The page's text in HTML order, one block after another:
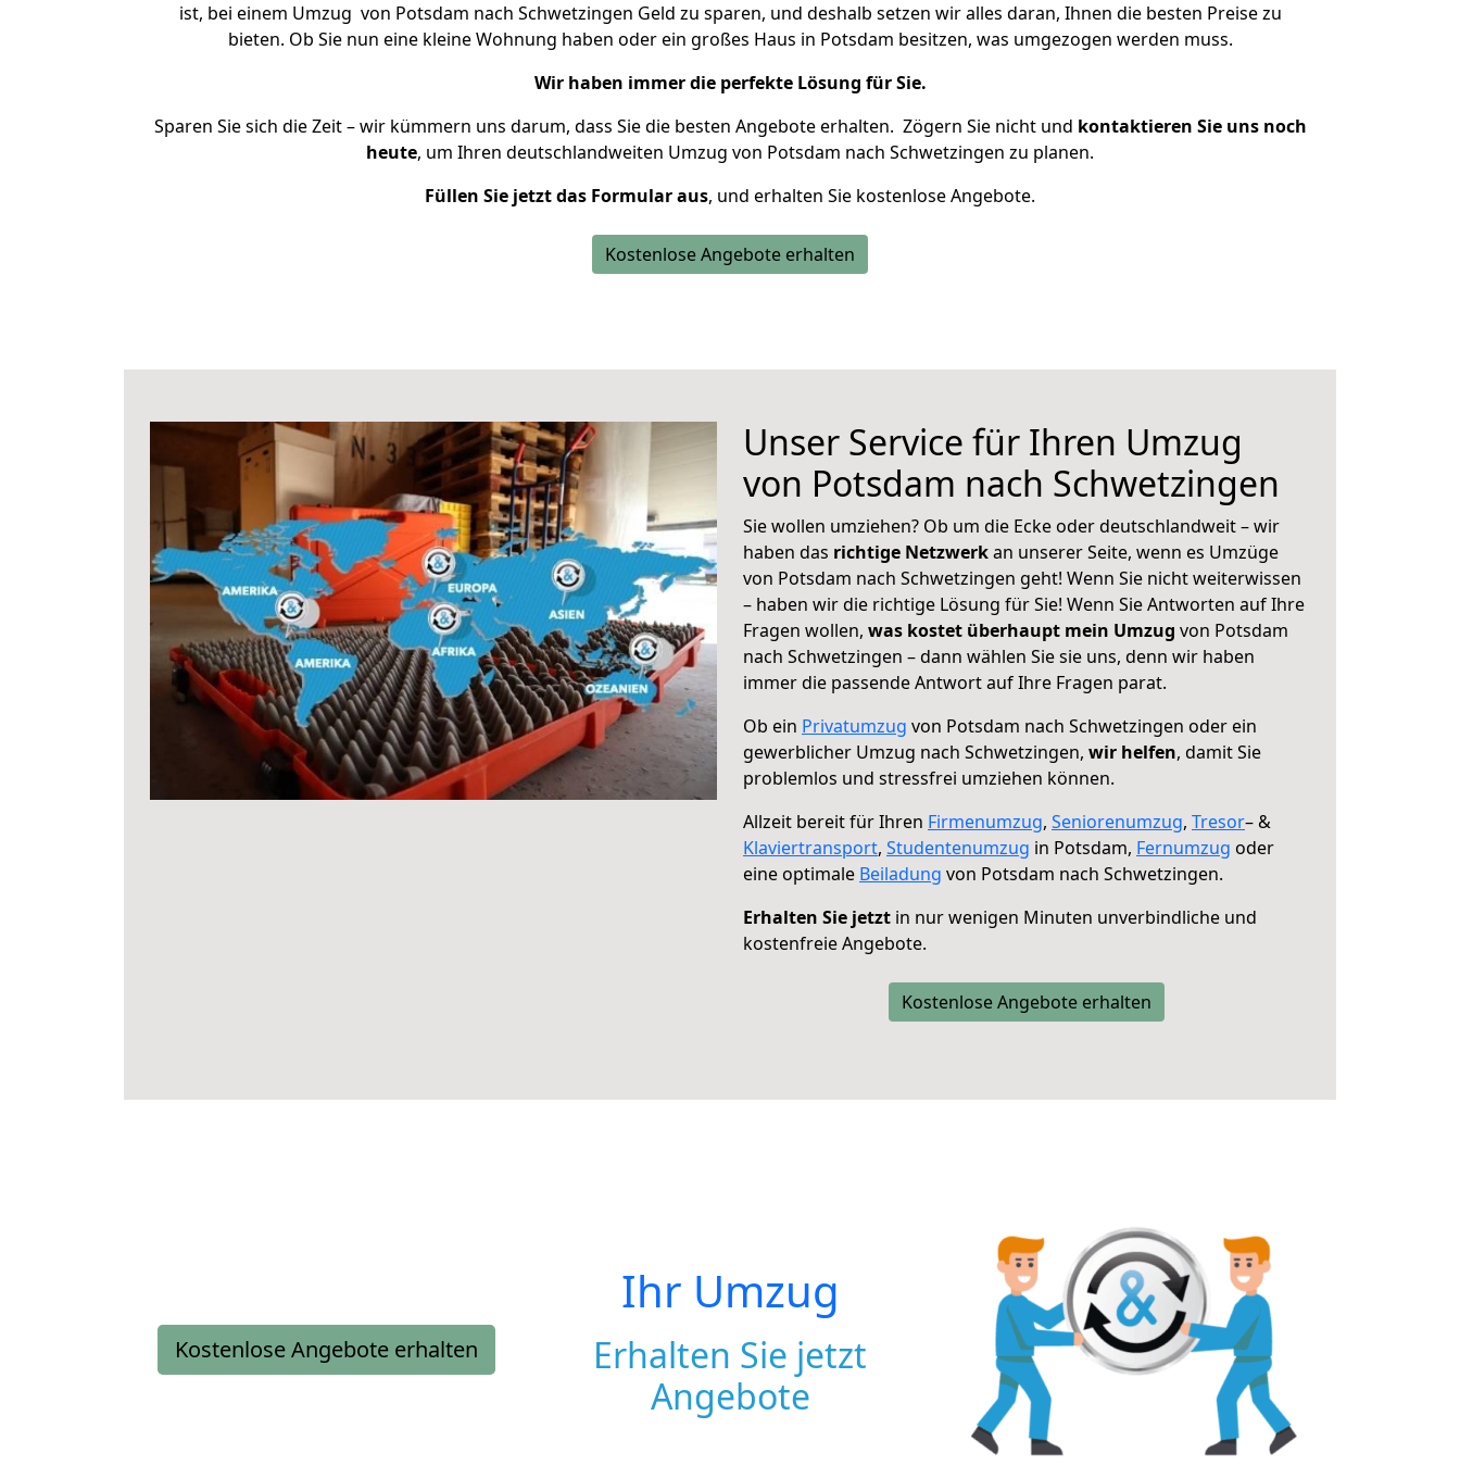
ist, bei einem Umzug von Potsdam nach Schwetzingen Geld zu sparen, und deshalb setzen wir alles daran, Ihnen die besten Preise zu
bieten. Ob Sie nun eine kleine Wohnung haben oder ein großes Haus in Potsdam besitzen, was umgezogen werden muss.
Wir haben immer die perfekte Lösung für Sie.
Sparen Sie sich die Zeit – wir kümmern uns darum, dass Sie die besten Angebote erhalten. Zögern Sie nicht und kontaktieren Sie uns noch
heute, um Ihren deutschlandweiten Umzug von Potsdam nach Schwetzingen zu planen.
Füllen Sie jetzt das Formular aus, und erhalten Sie kostenlose Angebote.
Kostenlose Angebote erhalten
Unser Service für Ihren Umzug
von Potsdam nach Schwetzingen
Sie wollen umziehen? Ob um die Ecke oder deutschlandweit – wir
haben das richtige Netzwerkan unserer Seite, wenn es Umzüge
von Potsdam nach Schwetzingen geht! Wenn Sie nicht weiterwissen
– haben wir die richtige Lösung für Sie! Wenn Sie Antworten auf Ihre
Fragen wollen, was kostet überhaupt mein Umzug von Potsdam
nach Schwetzingen – dann wählen Sie sie uns, denn wir haben
immer die passende Antwort auf Ihre Fragen parat.
Ob ein Privatumzug von Potsdam nach Schwetzingen oder ein
gewerblicher Umzug nach Schwetzingen, wir helfen, damit Sie
problemlos und stressfrei umziehen können.
Allzeit bereit für Ihren Firmenumzug, Seniorenumzug, Tresor– &
Klaviertransport, Studentenumzug in Potsdam, Fernumzug oder
eine optimale Beiladung von Potsdam nach Schwetzingen.
Erhalten Sie jetzt in nur wenigen Minuten unverbindliche und
kostenfreie Angebote.
Kostenlose Angebote erhalten
Kostenlose Angebote erhalten
Ihr Umzug
Erhalten Sie jetzt
Angebote